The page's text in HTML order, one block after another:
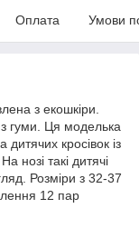
Оплата Умови
з екошкіри.
з гуми. Ця моделька
дитячих кросівок із
нозі такі дитячі
Розміри з 32-37
12 пар